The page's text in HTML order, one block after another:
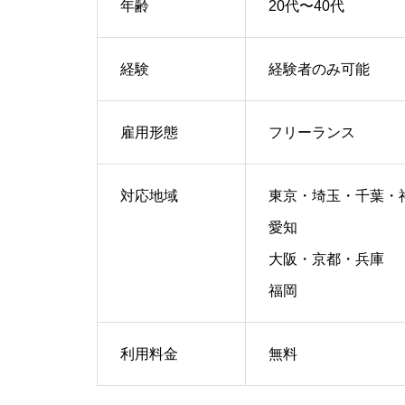
年齢 20代〜40代
経験 経験者のみ可能
雇用形態 フリーランス
対応地域 東京・埼玉・千葉・
愛知
大阪・京都・兵庫
福岡
利用料金 無料